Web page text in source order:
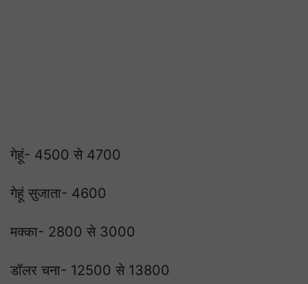
गेहूं- 4500 से 4700
गेहूं सुजाता- 4600
मक्का- 2800 से 3000
डॉलर चना- 12500 से 13800